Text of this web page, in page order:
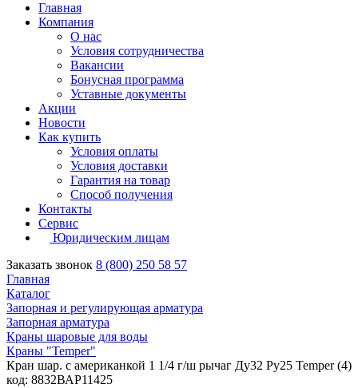
Главная
Компания
О нас
Условия сотрудничества
Вакансии
Бонусная программа
Уставные документы
Акции
Новости
Как купить
Условия оплаты
Условия доставки
Гарантия на товар
Способ получения
Контакты
Сервис
Юридическим лицам
Заказать звонок 8 (800) 250 58 57
Главная
Каталог
Запорная и регулирующая арматура
Запорная арматура
Краны шаровые для воды
Краны "Temper"
Кран шар. с американкой 1 1/4 г/ш рычаг Ду32 Ру25 Temper (4)
код: 8832ВАР11425